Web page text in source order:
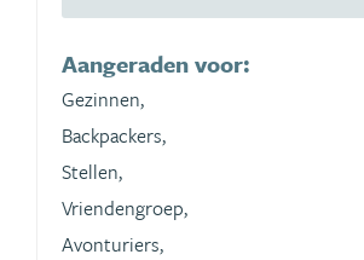
Aangeraden voor:
Gezinnen,
Backpackers,
Stellen,
Vriendengroep,
Avonturiers,